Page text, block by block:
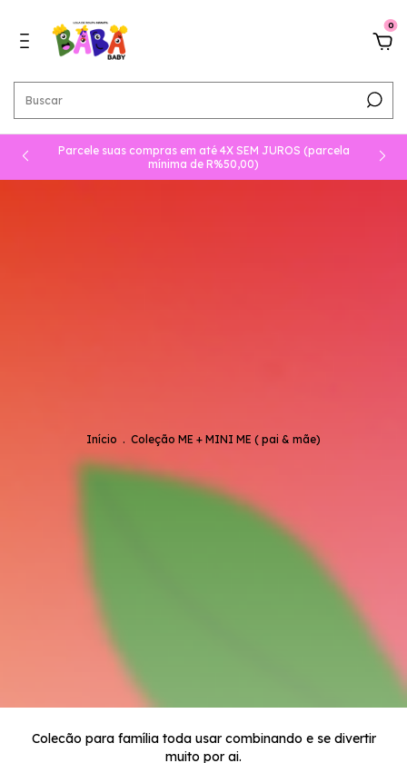
0
Parcele suas compras em até 4X SEM JUROS (parcela
mínima de R%50,00)
Início . Coleção ME + MINI ME ( pai & mãe)
Colecão para família toda usar combinando e se divertir
muito por ai.